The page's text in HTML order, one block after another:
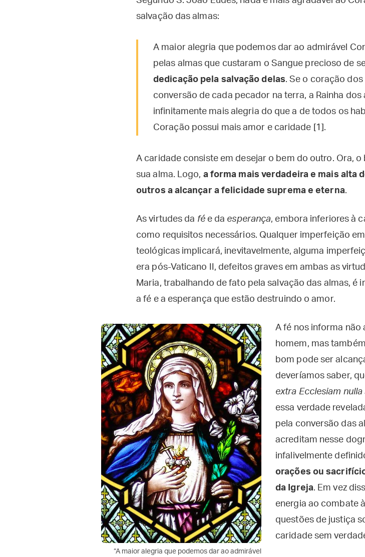
salvação das almas:
A maior alegria que podemos dar ao admirável
pelas almas que custaram o Sangue precioso de
dedicação pela salvação delas. Se o coração
conversão de cada pecador na terra, a Rainha
infinitamente mais alegria do que a de todos os
Coração possui mais amor e caridade [1].
A caridade consiste em desejar o bem do outro. Ora,
sua alma. Logo, a forma mais verdadeira e mais alta
outros a alcançar a felicidade suprema e eterna.
As virtudes da fée da esperança, embora inferiores à
como requisitos necessários. Qualquer imperfeição
teológicas implicará, inevitavelmente, alguma
era pós-Vaticano II, defeitos graves em ambas as
Maria, trabalhando de fato pela salvação das almas,
a fé e a esperança que estão destruindo o amor.
“A maior alegria que podemos dar ao admirável
A fé nos informa não
homem, mas
bom pode ser
deveríamos saber,
extra Ecclesiam nulla
essa verdade
pela conversão das
acreditam nesse
infalivelmente
orações ou
da Igreja. Em vez
energia ao combate
questões de justiça
caridade sem